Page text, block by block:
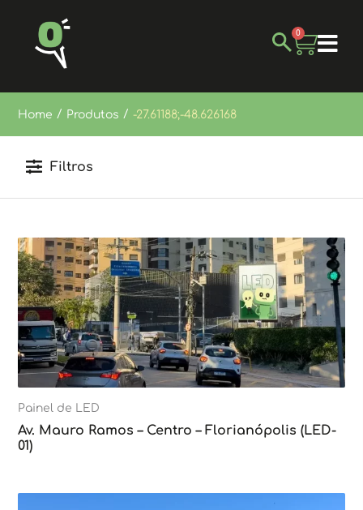
0
Home / Produtos / -27.61188;-48.626168
Filtros
Painel de LED
Av. Mauro Ramos – Centro – Florianópolis (LED-
01)